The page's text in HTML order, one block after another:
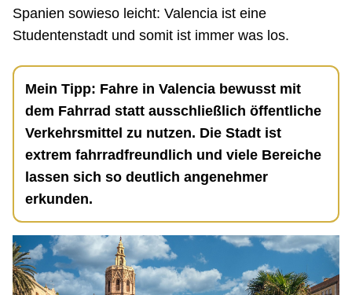
Spanien sowieso leicht: Valencia ist eine
Studentenstadt und somit ist immer was los.
Mein Tipp: Fahre in Valencia bewusst mit
dem Fahrrad statt ausschließlich öffentliche
Verkehrsmittel zu nutzen. Die Stadt ist
extrem fahrradfreundlich und viele Bereiche
lassen sich so deutlich angenehmer
erkunden.